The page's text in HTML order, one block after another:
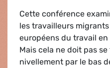
Cette conférence
les travailleurs
européens du travail
Mais cela ne doit pas
nivellement par le bas